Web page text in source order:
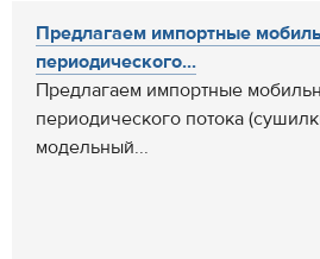
Предлагаем импортные
периодического...
Предлагаем импортные
периодического потока
модельный...